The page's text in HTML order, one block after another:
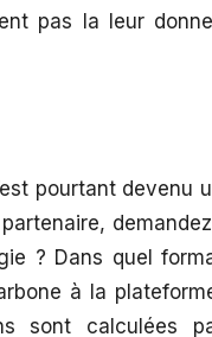
pas la leur
pourtant devenu
? Dans quel
à la
sont calculées